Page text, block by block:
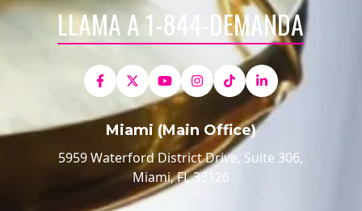
LLAMA A 1-844-DEMANDA
Miami (Main Office)
5959 Waterford District Drive, Suite 306,
Miami, FL 33126